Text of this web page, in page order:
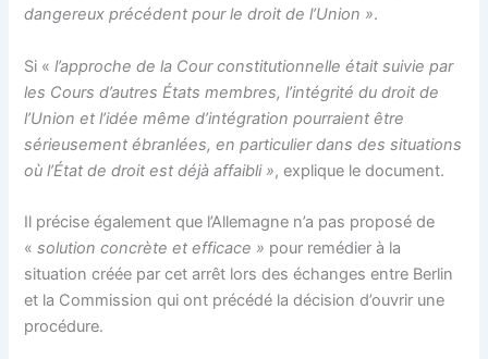
dangereux précédent pour le droit de l’Union ».
Si «l’approche de la Cour constitutionnelle était suivie par
les Cours d’autres États membres, l’intégrité du droit de
l’Union et l’idée même d’intégration pourraient être
sérieusement ébranlées, en particulier dans des situations
où l’État de droit est déjà affaibli », explique le document.
Il précise également que l’Allemagne n’a pas proposé de
«solution concrète et efficace » pour remédier à la
situation créée par cet arrêt lors des échanges entre Berlin
et la Commission qui ont précédé la décision d’ouvrir une
procédure.